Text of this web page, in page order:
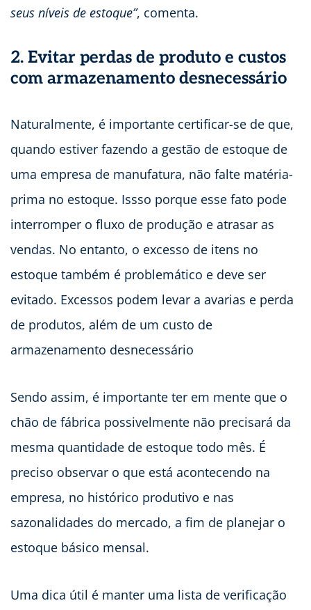
seus níveis de estoque”, comenta.
2. Evitar perdas de produto e custos
com armazenamento desnecessário
Naturalmente, é importante certificar-se de que,
quando estiver fazendo a gestão de estoque de
uma empresa de manufatura, não falte matéria-
prima no estoque. Issso porque esse fato pode
interromper o fluxo de produção e atrasar as
vendas. No entanto, o excesso de itens no
estoque também é problemático e deve ser
evitado. Excessos podem levar a avarias e perda
de produtos, além de um custo de
armazenamento desnecessário
Sendo assim, é importante ter em mente que o
chão de fábrica possivelmente não precisará da
mesma quantidade de estoque todo mês. É
preciso observar o que está acontecendo na
empresa, no histórico produtivo e nas
sazonalidades do mercado, a fim de planejar o
estoque básico mensal.
Uma dica útil é manter uma lista de verificação